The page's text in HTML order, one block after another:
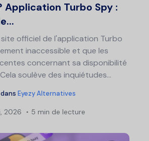
Application Turbo Spy :
site officiel de l'application Turbo
inaccessible et que les
concernant sa disponibilité
soulève des inquiétudes...
dans Eyezy Alternatives
2026 5 min de lecture